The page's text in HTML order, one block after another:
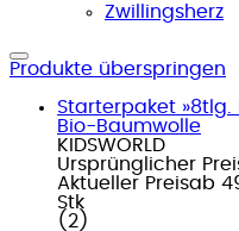
Zwillingsherz
Produkte überspringen
Starterpaket »8tlg.
Bio-Baumwolle
KIDSWORLD
Ursprünglicher
Aktueller Preisab
Stk
( 2 )